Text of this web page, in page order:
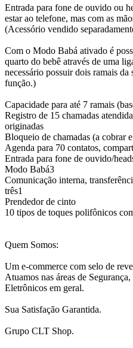
Entrada para fone de ouvido ou
estar ao telefone, mas com as
(Acessório vendido
Com o Modo Babá ativado é
quarto do bebê através de uma
necessário possuir dois ramais da
função.)
Capacidade para até 7 ramais
Registro de 15 chamadas
originadas
Bloqueio de chamadas (a cobrar
Agenda para 70 contatos,
Entrada para fone de ouvido/
Modo Babá3
Comunicação interna,
três1
Prendedor de cinto
10 tipos de toques polifônicos
Quem Somos:
Um e-commerce com selo de
Atuamos nas áreas de
Eletrônicos em geral.
Sua Satisfação Garantida.
Grupo CLT Shop.